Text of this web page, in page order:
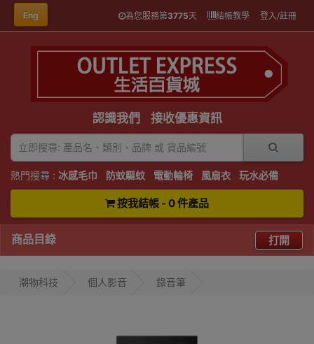
Eng 為您服務第3775天 結帳教學 登入/註冊
認識我們 接收優惠資訊
熱門搜尋 : 冰感毛巾 防蚊驅蚊 電動輪椅 風扇衣 玩水必備
按我結帳 - 0 件產品
商品目錄 打開
潮物科技 個人影音 錄音筆